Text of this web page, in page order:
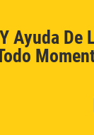
Ayuda De